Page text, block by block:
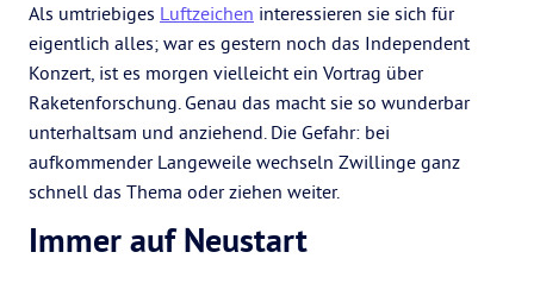
Als umtriebiges Luftzeichen interessieren sie sich für
eigentlich alles; war es gestern noch das Independent
Konzert, ist es morgen vielleicht ein Vortrag über
Raketenforschung. Genau das macht sie so wunderbar
unterhaltsam und anziehend. Die Gefahr: bei
aufkommender Langeweile wechseln Zwillinge ganz
schnell das Thema oder ziehen weiter.
Immer auf Neustart